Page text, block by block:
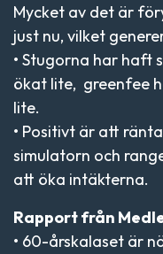
Mycket av det är
just nu, vilket
• Stugorna har haft
ökat lite, greenfee
lite.
• Positivt är att
simulatorn och
att öka intäkterna.
Rapport från
• 60-årskalaset är